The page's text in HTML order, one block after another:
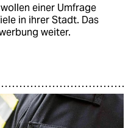
einer Umfrage
in ihrer Stadt. Das
weiter.